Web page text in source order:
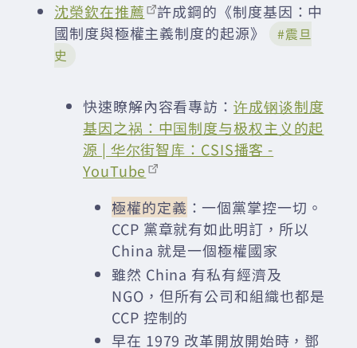
沈榮欽在推薦
許成鋼的《制度基因：中
國制度與極權主義制度的起源》
#震旦
史
快速瞭解內容看專訪： 许成钢谈制度
基因之祸：中国制度与极权主义的起
源 | 华尔街智库：CSIS播客 -
YouTube
極權的定義 ：一個黨掌控一切。
CCP 黨章就有如此明訂，所以
China 就是一個極權國家
雖然 China 有私有經濟及
NGO，但所有公司和組織也都是
CCP 控制的
早在 1979 改革開放開始時，鄧